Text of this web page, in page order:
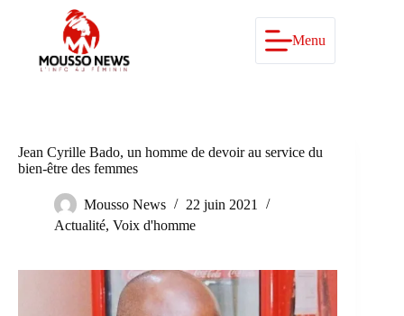
Menu
Jean Cyrille Bado, un homme de devoir au service du
bien-être des femmes
Mousso News
22 juin 2021
Actualité, Voix d'homme